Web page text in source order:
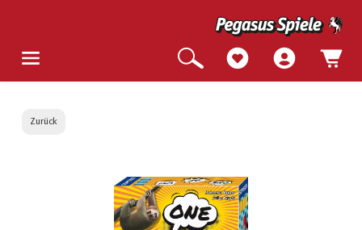
Zurück
Bildergalerie überspringen